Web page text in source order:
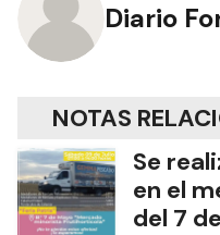
Diario
NOTAS
Se
en el
del 7